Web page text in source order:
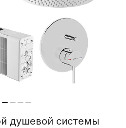
душевой системы